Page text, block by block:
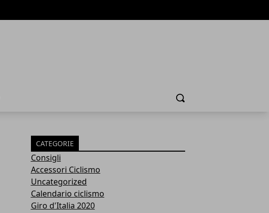
Cerca
CATEGORIE
Consigli
Accessori Ciclismo
Uncategorized
Calendario ciclismo
Giro d'Italia 2020